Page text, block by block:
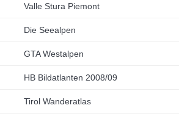
Valle Stura Piemont
Die Seealpen
GTA Westalpen
HB Bildatlanten 2008/09
Tirol Wanderatlas